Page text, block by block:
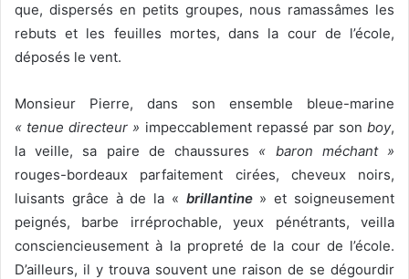
que, dispersés en petits groupes, nous ramassâmes les
rebuts et les feuilles mortes, dans la cour de l’école,
déposés le vent.
Monsieur Pierre, dans son ensemble bleue-marine
« tenue directeur » impeccablement repassé par son boy,
la veille, sa paire de chaussures « baron méchant »
rouges-bordeaux parfaitement cirées, cheveux noirs,
luisants grâce à de la « brillantine» et soigneusement
peignés, barbe irréprochable, yeux pénétrants, veilla
consciencieusement à la propreté de la cour de l’école.
D’ailleurs, il y trouva souvent une raison de se dégourdir